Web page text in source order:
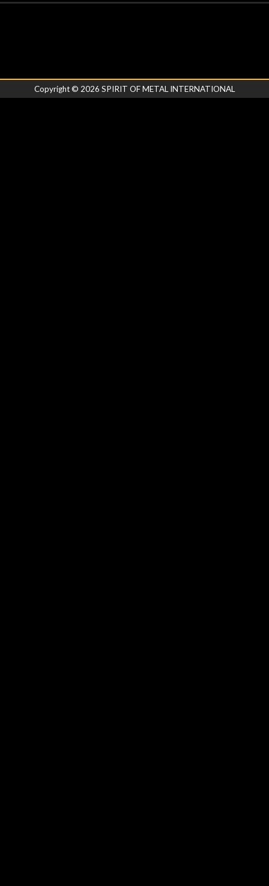
Copyright © 2026 SPIRIT OF METAL INTERNATIONAL